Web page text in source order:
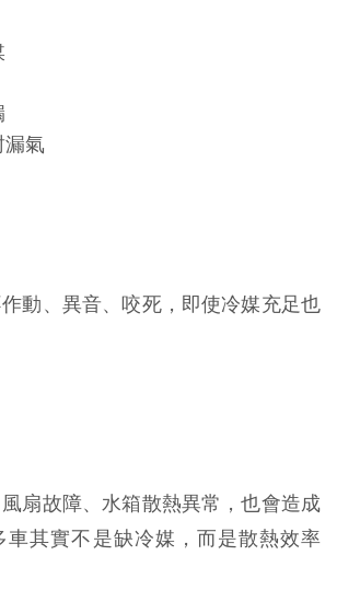
漏氣
動、異音、咬死，即使冷媒充足也
扇故障、水箱散熱異常，也會造成
車其實不是缺冷媒，而是散熱效率